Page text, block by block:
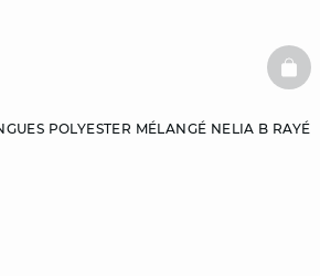
POLYESTER MÉLANGÉ NELIA B RAYÉ